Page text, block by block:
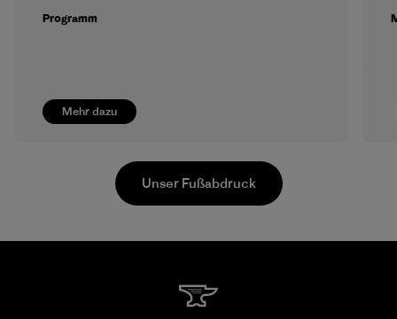
Mehr dazu
Programm
Unser Fußabdruck